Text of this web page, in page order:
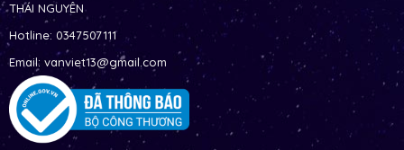
THÁI NGUYÊN
Hotline: 0347507111
Email: vanviet13@gmail.com